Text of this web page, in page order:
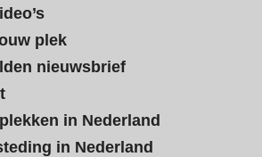
plek
nieuwsbrief
in Nederland
in Nederland